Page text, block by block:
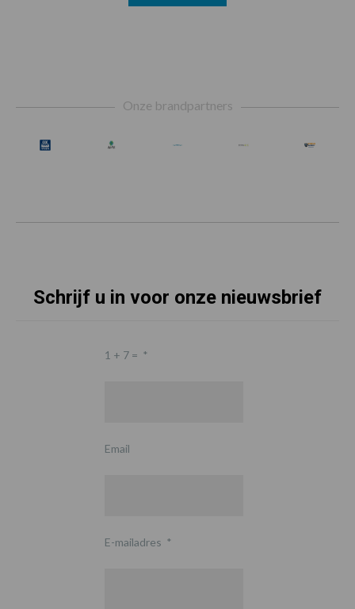
Onze brandpartners
Schrijf u in voor onze nieuwsbrief
1 + 7 = *
Email
E-mailadres *